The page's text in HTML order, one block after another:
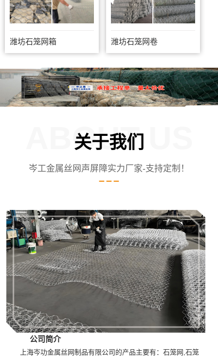
潍坊石笼网箱 潍坊石笼网卷
关于我们
ABOUT US
岑工金属丝网声屏障实力厂家-支持定制！
公司简介
上海岑功金属丝网制品有限公司的产品主要有：石笼网,石笼